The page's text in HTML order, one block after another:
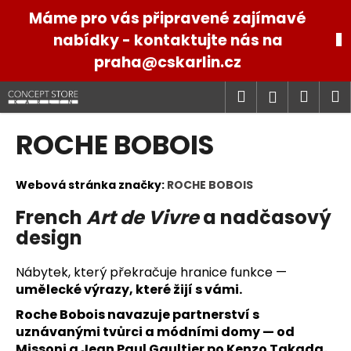
Máme pro vás připravené zajímavé
nabídky - kontaktujte nás na
praha@cskarlin.cz
Hledat
ROCHE BOBOIS
Webová stránka značky: ROCHE BOBOIS
FrenchArt de Vivrea nadčasový
design
Nábytek, který překračuje hranice funkce —
umělecké výrazy, které žijí s vámi.
Roche Bobois navazuje partnerství s
uznávanými tvůrci a módními domy — od
k
Zpět
Zpět
C
o
o
ř
e
b
u
j
e
t
e